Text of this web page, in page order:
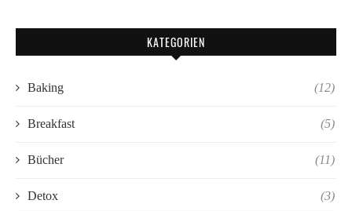
KATEGORIEN
Baking (12)
Breakfast (5)
Bücher (11)
Detox (3)